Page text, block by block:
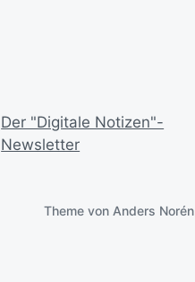
Der "Digitale Notizen"-
Newsletter
Theme von Anders Norén